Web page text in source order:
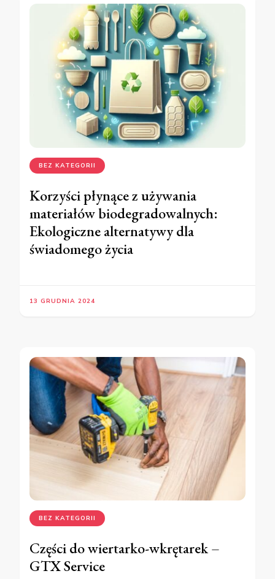
BEZ KATEGORII
Korzyści płynące z używania
materiałów biodegradowalnych:
Ekologiczne alternatywy dla
świadomego życia
13 GRUDNIA 2024
BEZ KATEGORII
Części do wiertarko-wkrętarek –
GTX Service